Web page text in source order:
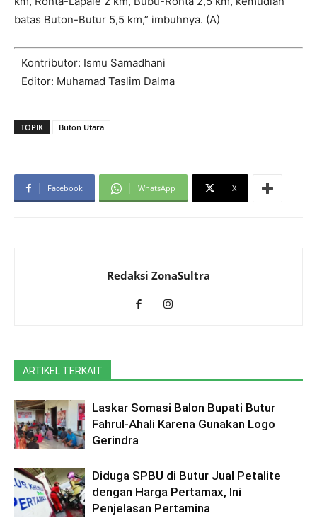
batas Buton-Butur 5,5 km,” imbuhnya. (A)
Kontributor: Ismu Samadhani
Editor: Muhamad Taslim Dalma
TOPIK Buton Utara
Facebook WhatsApp X
Redaksi ZonaSultra
ARTIKEL TERKAIT
Laskar Somasi Balon Bupati Butur
Fahrul-Ahali Karena Gunakan Logo
Gerindra
Diduga SPBU di Butur Jual Petalite
dengan Harga Pertamax, Ini
Penjelasan Pertamina